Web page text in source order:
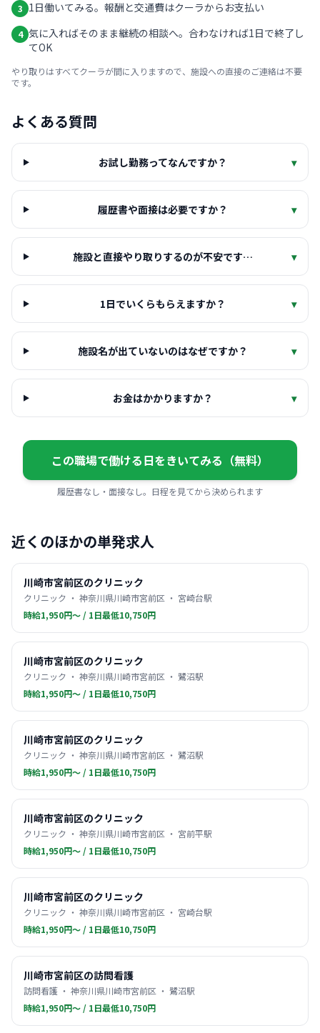
3 1日働いてみる。報酬と交通費はクーラからお支払い
4 気に入ればそのまま継続の相談へ。合わなければ1日で終了し
てOK
やり取りはすべてクーラが間に入りますので、施設への直接のご連絡は不要
です。
よくある質問
お試し勤務ってなんですか？ ▾
履歴書や面接は必要ですか？ ▾
施設と直接やり取りするのが不安です… ▾
1日でいくらもらえますか？ ▾
施設名が出ていないのはなぜですか？ ▾
お金はかかりますか？ ▾
この職場で働ける日をきいてみる（無料）
履歴書なし・面接なし。日程を見てから決められます
近くのほかの単発求人
川崎市宮前区のクリニック
クリニック ・ 神奈川県川崎市宮前区 ・ 宮崎台駅
時給1,950円〜 / 1日最低10,750円
川崎市宮前区のクリニック
クリニック ・ 神奈川県川崎市宮前区 ・ 鷺沼駅
時給1,950円〜 / 1日最低10,750円
川崎市宮前区のクリニック
クリニック ・ 神奈川県川崎市宮前区 ・ 鷺沼駅
時給1,950円〜 / 1日最低10,750円
川崎市宮前区のクリニック
クリニック ・ 神奈川県川崎市宮前区 ・ 宮前平駅
時給1,950円〜 / 1日最低10,750円
川崎市宮前区のクリニック
クリニック ・ 神奈川県川崎市宮前区 ・ 宮崎台駅
時給1,950円〜 / 1日最低10,750円
川崎市宮前区の訪問看護
訪問看護 ・ 神奈川県川崎市宮前区 ・ 鷺沼駅
時給1,950円〜 / 1日最低10,750円